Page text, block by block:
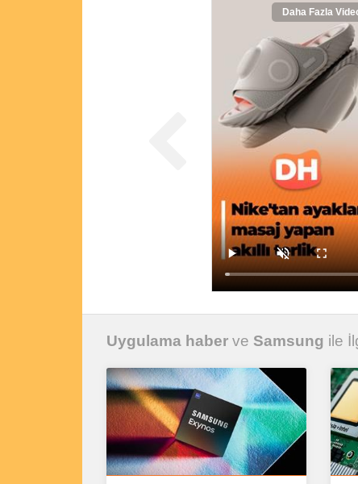
Daha Fazla
Uygulama haber ve Samsung ile